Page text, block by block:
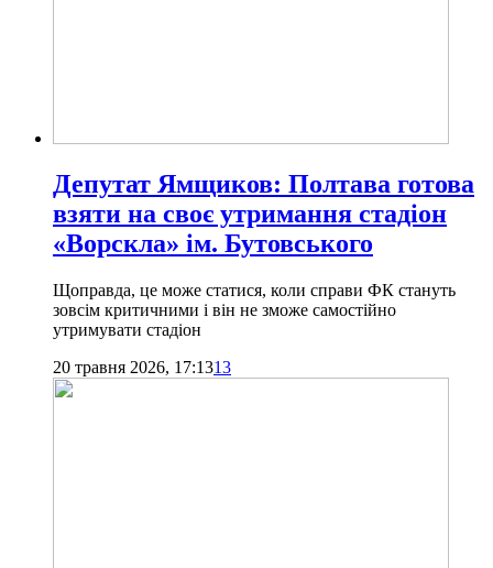
Депутат Ямщиков: Полтава готова
взяти на своє утримання стадіон
«Ворскла» ім. Бутовського
Щоправда, це може статися, коли справи ФК стануть
зовсім критичними і він не зможе самостійно
утримувати стадіон
20 травня 2026, 17:1313